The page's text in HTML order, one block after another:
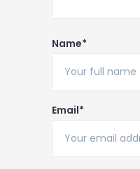
Name*
Email*